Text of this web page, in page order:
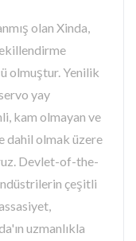
olan Xinda,
olmuştur. Yenilik
yay
kam olmayan ve
dahil olmak üzere
Devlet-of-the-
çeşitli
uzmanlıkla